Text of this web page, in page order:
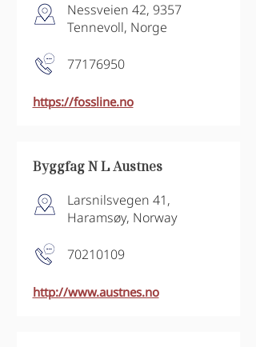
Nessveien 42, 9357
Tennevoll, Norge
77176950
https://fossline.no
Byggfag N L Austnes
Larsnilsvegen 41,
Haramsøy, Norway
70210109
http://www.austnes.no